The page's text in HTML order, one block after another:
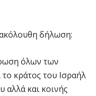
δήλωση:
όλων των
κράτος του Ισραήλ
αλλά και κοινής